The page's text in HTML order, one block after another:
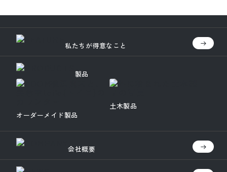
私たちが得意なこと
製品
オーダーメイド製品
土木製品
会社概要